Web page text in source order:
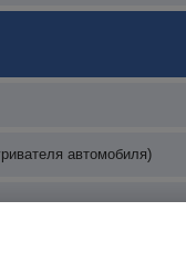
автомобиля)